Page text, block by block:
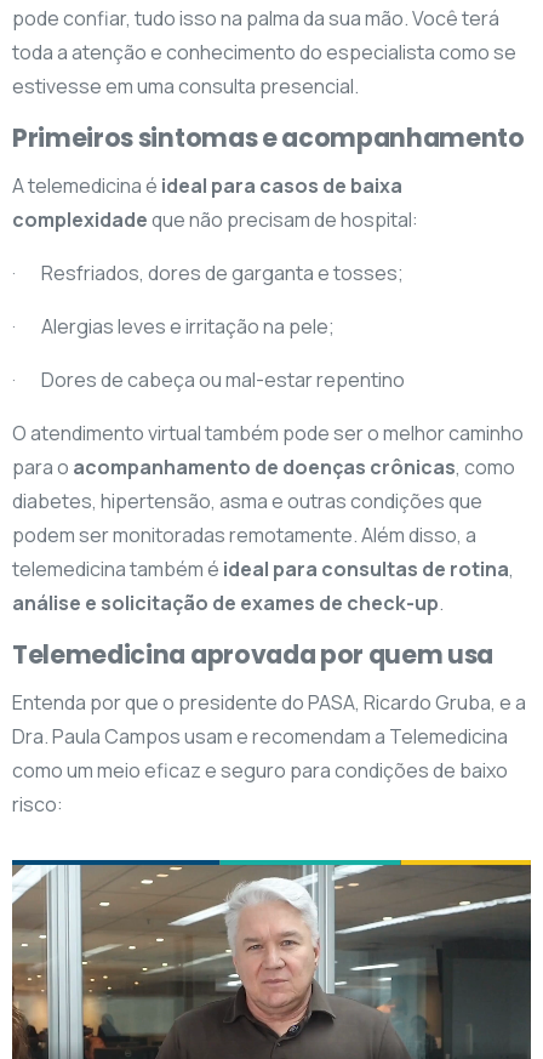
pode confiar, tudo isso na palma da sua mão. Você terá
toda a atenção e conhecimento do especialista como se
estivesse em uma consulta presencial.
Primeiros sintomas e acompanhamento
A telemedicina é ideal para casos de baixa
complexidadeque não precisam de hospital:
· Resfriados, dores de garganta e tosses;
· Alergias leves e irritação na pele;
· Dores de cabeça ou mal-estar repentino
O atendimento virtual também pode ser o melhor caminho
para o acompanhamento de doenças crônicas, como
diabetes, hipertensão, asma e outras condições que
podem ser monitoradas remotamente. Além disso, a
telemedicina também é ideal para consultas de rotina,
análise e solicitação de exames de check-up.
Telemedicina aprovada por quem usa
Entenda por que o presidente do PASA, Ricardo Gruba, e a
Dra. Paula Campos usam e recomendam a Telemedicina
como um meio eficaz e seguro para condições de baixo
risco: